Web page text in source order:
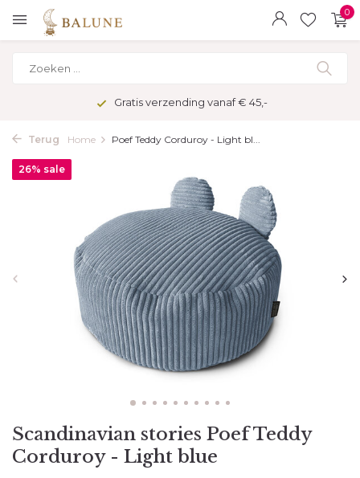
0
Gratis verzending vanaf € 45,-
Terug Home Poef Teddy Corduroy - Light bl...
Scandinavian stories Poef Teddy
Corduroy - Light blue
26% sale